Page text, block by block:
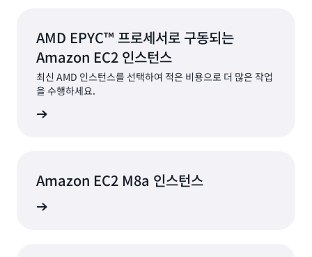
AMD EPYC™ 프로세서로 구동되는
Amazon EC2 인스턴스
최신 AMD 인스턴스를 선택하여 적은 비용으로 더 많은 작업
을 수행하세요.
Amazon EC2 M8a 인스턴스